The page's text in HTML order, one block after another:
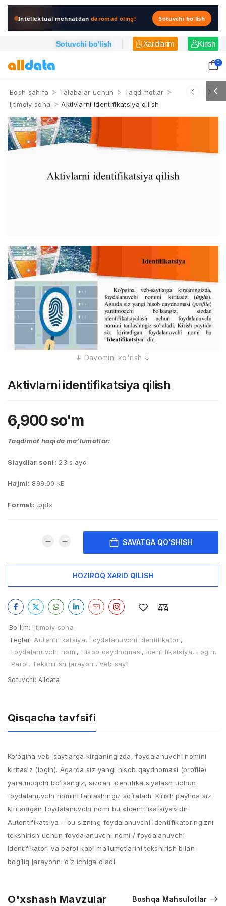
Intellektual mehnatdandaromad oling! Sotuvchi bo'lish
Sotuvchi bo'lish Xaridlarim Kirish
0
Bosh sahifa > Talabalar uchun > Taqdimotlar >
Ijtimoiy soha > Aktivlarni identifikatsiya qilish
Aktivlarni identifikatsiya qilish
6,900so'm
Taqdimot haqida ma’lumotlar:
Slaydlar soni: 23 slayd
Hajmi: 899.00 kB
Format: .pptx
SAVATGA QO'SHISH
HOZIROQ XARID QILISH
Bo'lim: Ijtimoiy soha
Teglar: Autentifikatsiya, Foydalanuvchi identifikatori,
Foydalanuvchi nomi, Hisob qaydnomasi, Identifikatsiya, Login,
Parol, Tekshirish jarayoni, Veb sayt
Sotuvchi: Alldata
Qisqacha tavfsifi
Ko’pgina veb-saytlarga kirganingizda, foydalanuvchi nomini
kiritasiz (login). Agarda siz yangi hisob qaydnomasi (profile)
yaratmoqchi bo’lsangiz, sizdan identifikatsiyalash uchun
foydalanuvchi nomini tanlashingiz so’raladi. Kirish paytida siz
kiritadigan foydalanuvchi nomi bu «Identifikatsiya» dir.
Autentifikatsiya – bu sizning foydalanuvchi identifikatoringizni
tekshirish uchun foydalanuvchi nomi / foydalanuvchi
identifikatori va parol kabi ma’lumotlarini tekshirish bilan
bog’liq jarayonni o’z ichiga oladi.
O'xshash Mavzular Boshqa Mahsulotlar